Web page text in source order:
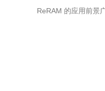
ReRAM 的应用前景